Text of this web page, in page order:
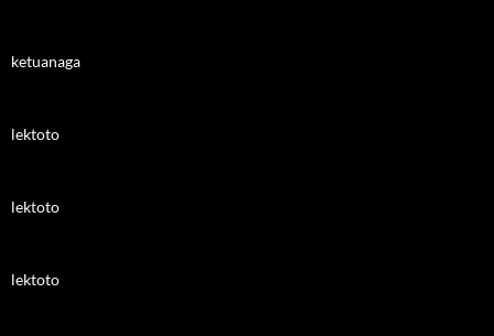
ketuanaga
lektoto
lektoto
lektoto